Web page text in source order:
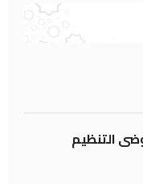
التنظيم